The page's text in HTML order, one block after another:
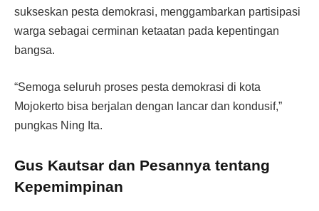
sukseskan pesta demokrasi, menggambarkan partisipasi
warga sebagai cerminan ketaatan pada kepentingan
bangsa.
“Semoga seluruh proses pesta demokrasi di kota
Mojokerto bisa berjalan dengan lancar dan kondusif,”
pungkas Ning Ita.
Gus Kautsar dan Pesannya tentang
Kepemimpinan